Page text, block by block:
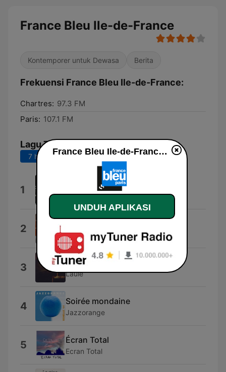
France Bleu Ile-de-France
Kontemporer untuk Dewasa Berita
Frekuensi France Bleu Ile-de-France:
Chartres: 97.3 FM
Paris: 107.1 FM
Lagu Teratas
7 hari terakhir 30 hari terakhir
1 Scientific Data
Felix Mannherz
2 AYOUB HAJJI
3 Peu Importe
Laule
4 Soirée mondaine
Jazzorange
5 Écran Total
Ecran Total
France Bleu Ile-de-France live
UNDUH APLIKASI